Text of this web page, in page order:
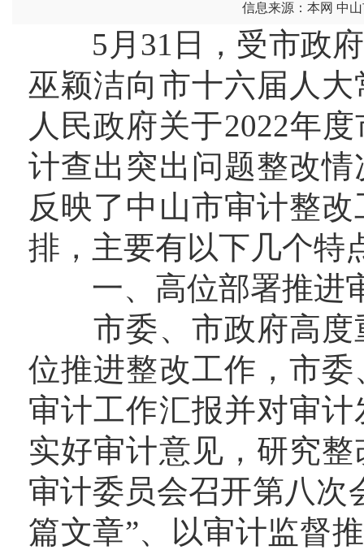
信息来源：本网 中
5月31日，受市政府
巫颖洁向市十六届人
人民政府关于2022年
计查出突出问题整改
反映了中山市审计整
排，主要有以下几个特
一、高位部署推进
市委、市政府高度
位推进整改工作，市
审计工作汇报并对审
实好审计意见，研究
审计委员会召开第八次
篇文章”、以审计监督